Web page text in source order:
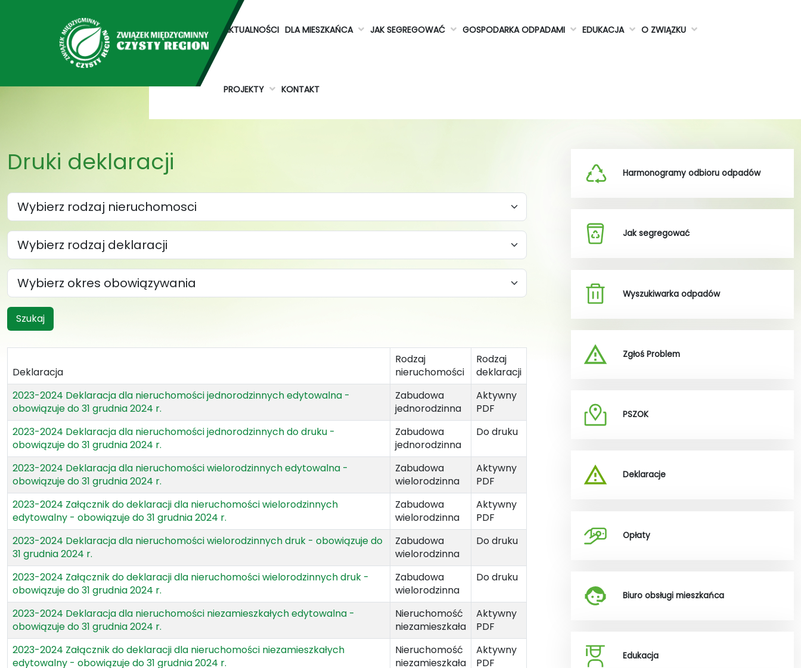
AKTUALNOŚCI DLA MIESZKAŃCA JAK SEGREGOWAĆ GOSPODARKA ODPADAMI EDUKACJA O ZWIĄZKU
PROJEKTY KONTAKT
Druki deklaracji
Szukaj
Deklaracja
Rodzaj
nieruchomości
Rodzaj
deklaracji
2023-2024 Deklaracja dla nieruchomości jednorodzinnych edytowalna -
obowiązuje do 31 grudnia 2024 r.
Zabudowa
jednorodzinna
Aktywny
PDF
2023-2024 Deklaracja dla nieruchomości jednorodzinnych do druku -
obowiązuje do 31 grudnia 2024 r.
Zabudowa
jednorodzinna
Do druku
2023-2024 Deklaracja dla nieruchomości wielorodzinnych edytowalna -
obowiązuje do 31 grudnia 2024 r.
Zabudowa
wielorodzinna
Aktywny
PDF
2023-2024 Załącznik do deklaracji dla nieruchomości wielorodzinnych
edytowalny - obowiązuje do 31 grudnia 2024 r.
Zabudowa
wielorodzinna
Aktywny
PDF
2023-2024 Deklaracja dla nieruchomości wielorodzinnych druk - obowiązuje do
31 grudnia 2024 r.
Zabudowa
wielorodzinna
Do druku
2023-2024 Załącznik do deklaracji dla nieruchomości wielorodzinnych druk -
obowiązuje do 31 grudnia 2024 r.
Zabudowa
wielorodzinna
Do druku
2023-2024 Deklaracja dla nieruchomości niezamieszkałych edytowalna -
obowiązuje do 31 grudnia 2024 r.
Nieruchomość
niezamieszkała
Aktywny
PDF
2023-2024 Załącznik do deklaracji dla nieruchomości niezamieszkałych
edytowalny - obowiązuje do 31 grudnia 2024 r.
Nieruchomość
niezamieszkała
Aktywny
PDF
Harmonogramy odbioru odpadów
Jak segregować
Wyszukiwarka odpadów
Zgłoś Problem
PSZOK
Deklaracje
Opłaty
Biuro obsługi mieszkańca
Edukacja